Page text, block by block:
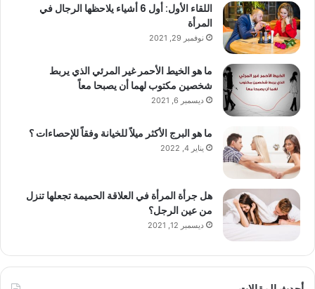
اللقاء الأول: أول 6 أشياء يلاحظها الرجال في
المرأة
نوفمبر 29, 2021
ما هو الخيط الأحمر غير المرئي الذي يربط
شخصين مكتوب لهما أن يصبحا معاً
ديسمبر 6, 2021
ما هو البرج الأكثر ميلاً للخيانة وفقاً للإحصاءات ؟
يناير 4, 2022
هل جرأة المرأة في العلاقة الحميمة تجعلها تنزل
من عين الرجل؟
ديسمبر 12, 2021